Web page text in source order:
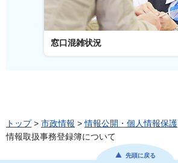
窓口混雑状況
トップ> 市政情報 >情報公開・個人情報保護
情報取扱事務登録簿について
先頭に戻る